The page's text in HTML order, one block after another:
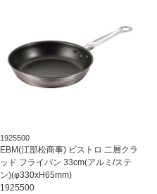
1925500
EBM(江部松商事) ビストロ 二層クラ
ッド フライパン 33cm(アルミ/ステ
ン)(φ330xH65mm)
1925500